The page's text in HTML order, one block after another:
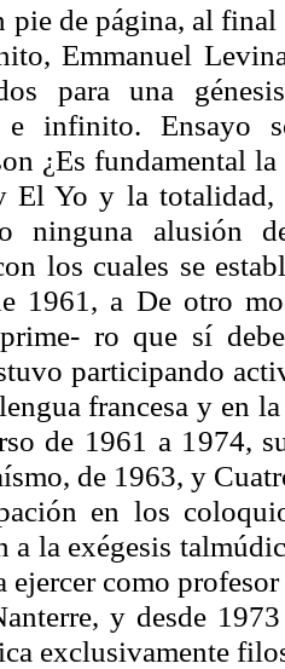
pie de página, al
Emmanuel
para una
e infinito. Ensayo
¿Es fundamental
El Yo y la totalidad,
ninguna alusión
los cuales se
1961, a De otro
ro que sí
participando
francesa y en
de 1961 a 1974,
de 1963, y
en los
a la exégesis
ejercer como
, y desde
exclusivamente